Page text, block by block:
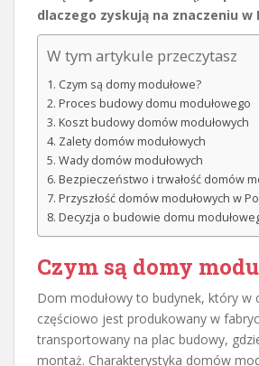
dlaczego zyskują na znaczeniu w
W tym artykule przeczytasz
Czym są domy modułowe?
Proces budowy domu modułowego
Koszt budowy domów modułowych
Zalety domów modułowych
Wady domów modułowych
Bezpieczeństwo i trwałość domów
Przyszłość domów modułowych w
Decyzja o budowie domu
Czym są domy
Dom modułowy to budynek, który w
częściowo jest produkowany w
transportowany na plac budowy,
montaż. Charakterystyka domów